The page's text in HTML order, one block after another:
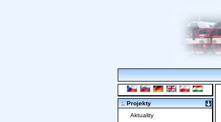
:. Projekty
Aktuality